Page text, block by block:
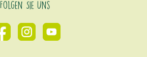
Folgen Sie Uns